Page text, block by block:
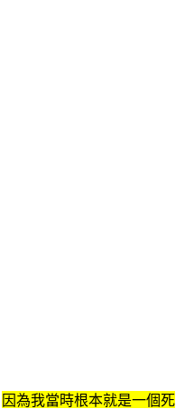
因為我當時根本就是一個死